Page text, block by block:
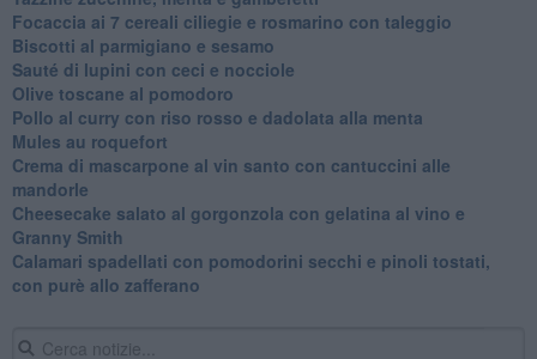
Focaccia ai 7 cereali ciliegie e rosmarino con taleggio
Biscotti al parmigiano e sesamo
Sauté di lupini con ceci e nocciole
Olive toscane al pomodoro
Pollo al curry con riso rosso e dadolata alla menta
Mules au roquefort
Crema di mascarpone al vin santo con cantuccini alle
mandorle
Cheesecake salato al gorgonzola con gelatina al vino e
Granny Smith
Calamari spadellati con pomodorini secchi e pinoli tostati,
con purè allo zafferano